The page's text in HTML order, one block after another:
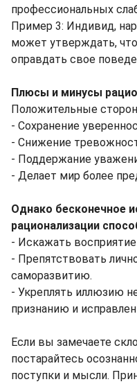
профессиональных
Пример 3: Индивид,
может утверждать,
оправдать свое
Плюсы и минусы
Положительные
- Сохранение
- Снижение
- Поддержание
- Делает мир более
Однако бесконечное
рационализации
- Искажать восприятие
- Препятствовать
саморазвитию.
- Укреплять иллюзию
признанию и
Если вы замечаете
постарайтесь
поступки и мысли.